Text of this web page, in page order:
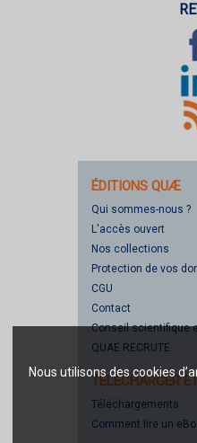
Nous utilisons des cookies
ÉDITIONS QUÆ
Qui sommes-nous ?
L'accès ouvert
Nos collections
Protection de vos
CGU
Contact
Conseil scientifique
QUAE RECRUTE
TÉLÉCHARGER
Téléchargements
Comment lire un